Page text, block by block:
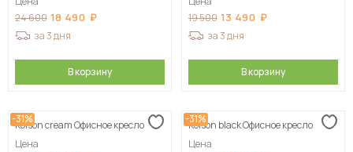
24 600 18 490
за 3 дня
В корзину
19 500 13 490
за 3 дня
В корзину
-31%
Kolson сream Офисное кресло
Цена
-31%
Kolson black Офисное кресло
Цена